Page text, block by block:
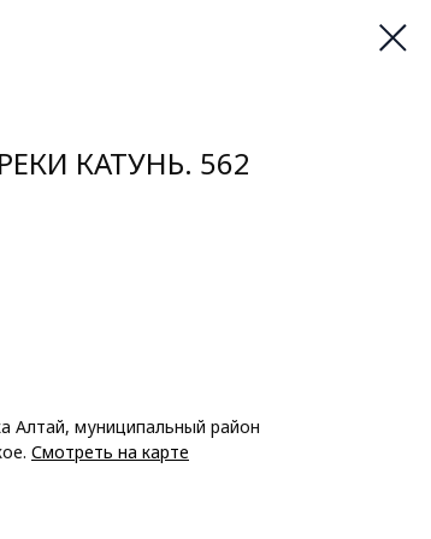
КАТУНЬ. 562
Алтай, муниципальный район
Смотреть на карте